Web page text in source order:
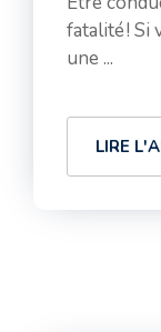
fatalité ! Si
une ...
LIRE